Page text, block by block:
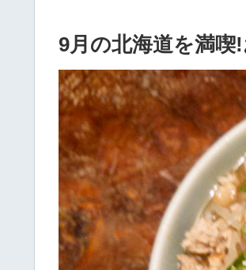
9月の北海道を満